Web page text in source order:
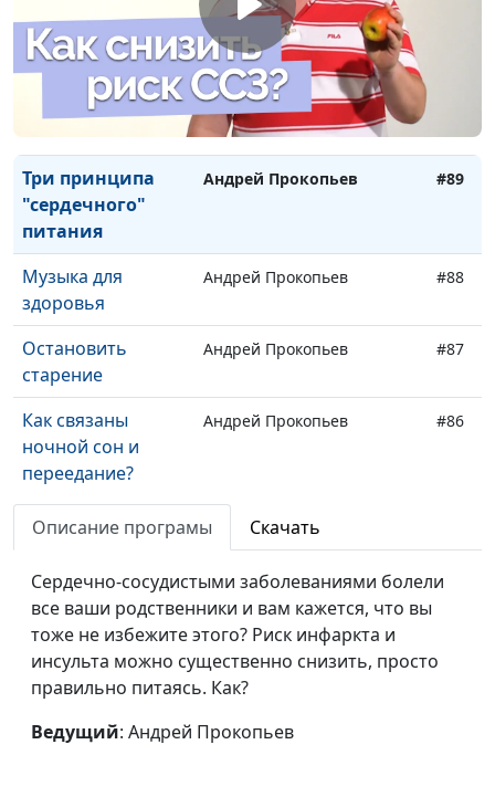
или враг?
Андрей Прокопьев
Польза
растительных
масел
Андрей Прокопьев
Три принципа
"сердечного"
питания
Андрей Прокопьев #89
Музыка для
здоровья
Андрей Прокопьев #88
Остановить
старение
Андрей Прокопьев #87
Как связаны
ночной сон и
переедание?
Андрей Прокопьев #86
Бобовые и
зерновые против
диабета!
Андрей Прокопьев
Три главные
причины травм
Андрей Прокопьев
Кашель Андрей Прокопьев
Шарлатанству нет Андрей Прокопьев
Описание програмы Скачать
Сердечно-сосудистыми заболеваниями болели
все ваши родственники и вам кажется, что вы
тоже не избежите этого? Риск инфаркта и
инсульта можно существенно снизить, просто
правильно питаясь. Как?
Ведущий: Андрей Прокопьев